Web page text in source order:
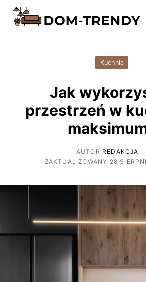
Kuchnia
Jak
przestrzeń w
AUTOR REDAKCJA
ZAKTUALIZOWANY 28